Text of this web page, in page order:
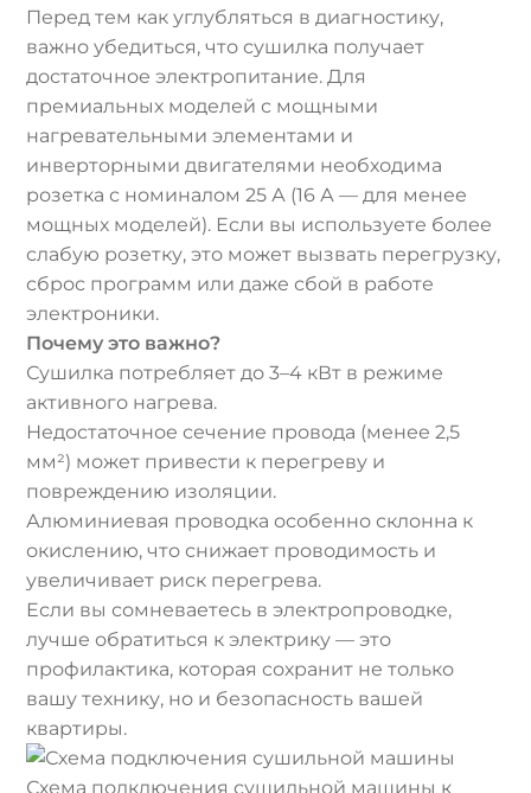
Перед тем как углубляться в диагностику,
важно убедиться, что сушилка получает
достаточное электропитание. Для
премиальных моделей с мощными
нагревательными элементами и
инверторными двигателями необходима
розетка с номиналом 25 А (16 А — для менее
мощных моделей). Если вы используете более
слабую розетку, это может вызвать перегрузку,
сброс программ или даже сбой в работе
электроники.
Почему это важно?
Сушилка потребляет до 3–4 кВт в режиме
активного нагрева.
Недостаточное сечение провода (менее 2,5
мм²) может привести к перегреву и
повреждению изоляции.
Алюминиевая проводка особенно склонна к
окислению, что снижает проводимость и
увеличивает риск перегрева.
Если вы сомневаетесь в электропроводке,
лучше обратиться к электрику — это
профилактика, которая сохранит не только
вашу технику, но и безопасность вашей
квартиры.
Схема подключения сушильной машины к